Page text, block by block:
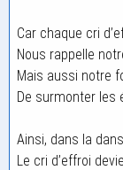
Car chaque cri
Nous rappelle
Mais aussi notre
De surmonter les
Ainsi, dans la
Le cri d’effroi